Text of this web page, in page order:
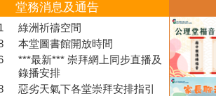
堂務消息及通告
綠洲祈禱空間
本堂圖書館開放時間
***最新*** 崇拜網上同步直播及
錄播安排
惡劣天氣下各堂崇拜安排指引